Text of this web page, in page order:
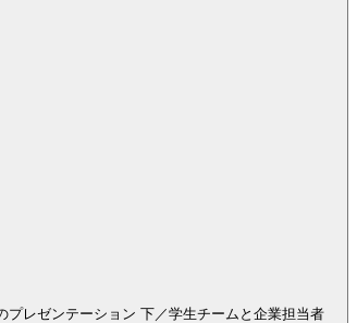
プレゼンテーション 下／学⽣チームと企業担当者